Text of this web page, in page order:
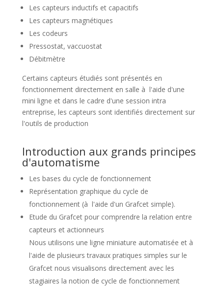
Les capteurs inductifs et capacitifs
Les capteurs magnétiques
Les codeurs
Pressostat, vaccuostat
Débitmètre
Certains capteurs étudiés sont présentés en
fonctionnement directement en salle à l'aide d'une
mini ligne et dans le cadre d'une session intra
entreprise, les capteurs sont identifiés directement sur
l'outils de production
Introduction aux grands principes
d'automatisme
Les bases du cycle de fonctionnement
Représentation graphique du cycle de
fonctionnement (à l'aide d'un Grafcet simple).
Etude du Grafcet pour comprendre la relation entre
capteurs et actionneurs
Nous utilisons une ligne miniature automatisée et à
l'aide de plusieurs travaux pratiques simples sur le
Grafcet nous visualisons directement avec les
stagiaires la notion de cycle de fonctionnement